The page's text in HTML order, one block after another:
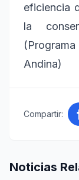
eficiencia
la
Andina)
Compartir:
Noticias